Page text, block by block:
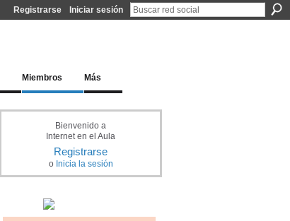
Registrarse Iniciar sesión
Miembros Más
Bienvenido a
Internet en el Aula
Registrarse
o Inicia la sesión